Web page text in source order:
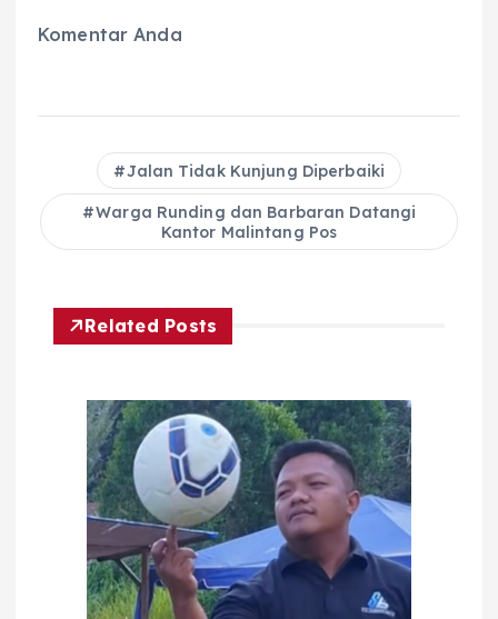
Komentar Anda
Jalan Tidak Kunjung Diperbaiki
Warga Runding dan Barbaran Datangi
Kantor Malintang Pos
Related Posts